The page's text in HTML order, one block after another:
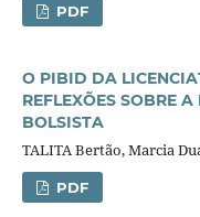
PDF
O PIBID DA
REFLEXÕES SOBRE
BOLSISTA
TALITA Bertão, Marcia
PDF